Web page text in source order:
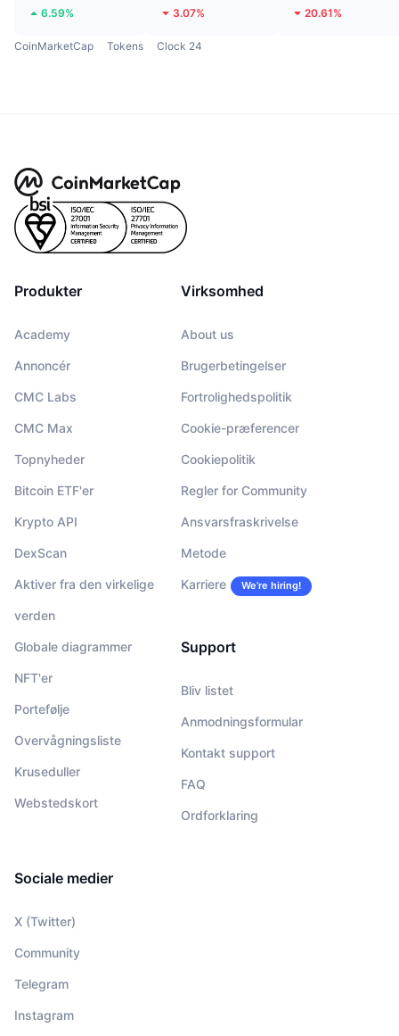
6.59% 3.07% 20.61%
CoinMarketCap Tokens Clock 24
Produkter
Academy
Annoncér
CMC Labs
CMC Max
Topnyheder
Bitcoin ETF'er
Krypto API
DexScan
Aktiver fra den virkelige
verden
Globale diagrammer
NFT'er
Portefølje
Overvågningsliste
Kruseduller
Webstedskort
Virksomhed
About us
Brugerbetingelser
Fortrolighedspolitik
Cookie-præferencer
Cookiepolitik
Regler for Community
Ansvarsfraskrivelse
Metode
Karriere We’re hiring!
Support
Bliv listet
Anmodningsformular
Kontakt support
FAQ
Ordforklaring
Sociale medier
X (Twitter)
Community
Telegram
Instagram